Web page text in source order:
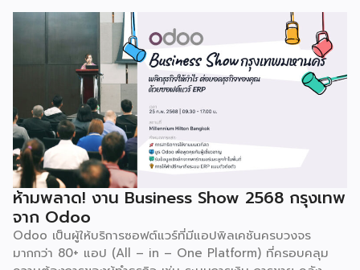
เบลเยี่ยมให้บริการใน 19 แห่งทั่วโลก รวมถึงสหรัฐอเมริกา ฮ่องกง
อินโดนีเซีย และดูไบ ปัจจุบัน Odoo ให้บริการผู้ใช้งานในไทย
มากกว่า 4 แสนราย และมีผู้ใช้งานมากกว่า 6 ล้านคนทั่วเอเชีย ปีนี้
Odoo กลับมาจัดงาน Business Roadshow 2568 ภายใต้
Concept พลิกธุรกิจให้กำไร ต่อยอดธุรกิจของคุณด้วย
ซอฟต์แวร์ ERP ที่มาปลดล็อกทุกธุรกิจในประเทศไทยผ่านการนำ
เทคโนโลยีใหม่สุดล้ำ ยกระดับองค์กรของคุณไปสู่ระบบดิจิทัล
พร้อมกับโอกาสที่จะได้เข้ามาเป็นพาร์ทเนอร์ระดับมืออาชีพร่วมกับ
Odoo […]
ห้ามพลาด! งาน Business Show 2568 กรุงเทพ
จาก Odoo
Odoo เป็นผู้ให้บริการซอฟต์แวร์ที่มีแอปพิลเคชันครบวงจร
มากกว่า 80+ แอป (All – in – One Platform) ที่ครอบคลุม